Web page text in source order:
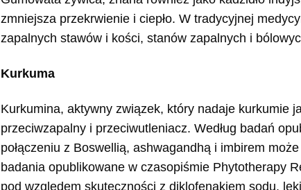
zmniejsza przekrwienie i ciepło. W tradycyjnej
zapalnych stawów i kości, stanów zapalnych i
Kurkuma
Kurkumina, aktywny związek, który nadaje kurkumie
przeciwzapalny i przeciwutleniacz. Według badań
połączeniu z Boswellią, ashwagandhą i imbirem
badania opublikowane w czasopiśmie Phytotherapy
pod względem skuteczności z diklofenakiem sodu,